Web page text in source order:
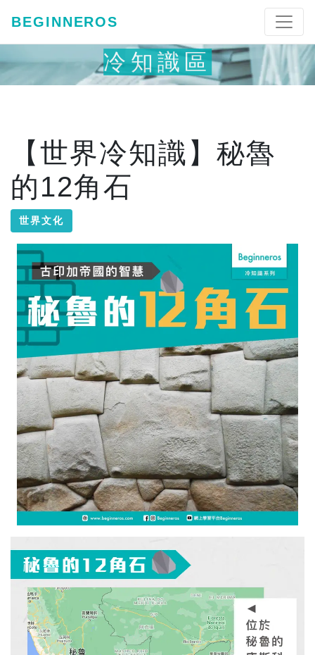
BEGINNEROS
冷知識區
【世界冷知識】秘魯
的12角石
世界文化